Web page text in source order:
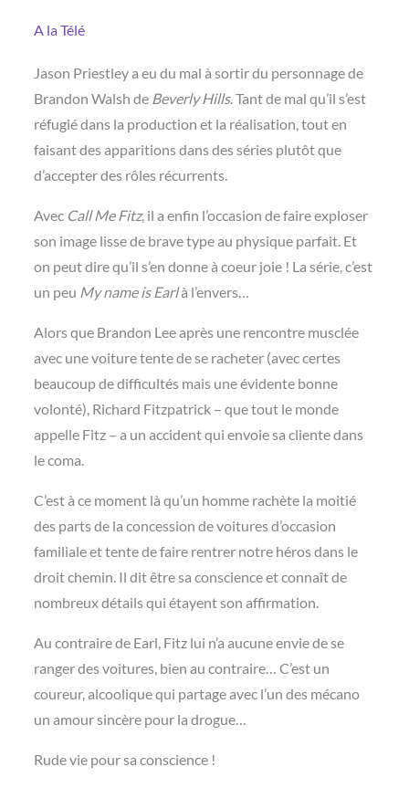
A la Télé
Jason Priestley a eu du mal à sortir du personnage de
Brandon Walsh de Beverly Hills. Tant de mal qu’il s’est
réfugié dans la production et la réalisation, tout en
faisant des apparitions dans des séries plutôt que
d’accepter des rôles récurrents.
Avec Call Me Fitz, il a enfin l’occasion de faire exploser
son image lisse de brave type au physique parfait. Et
on peut dire qu’il s’en donne à coeur joie ! La série, c’est
un peu My name is Earlà l’envers…
Alors que Brandon Lee après une rencontre musclée
avec une voiture tente de se racheter (avec certes
beaucoup de difficultés mais une évidente bonne
volonté), Richard Fitzpatrick – que tout le monde
appelle Fitz – a un accident qui envoie sa cliente dans
le coma.
C’est à ce moment là qu’un homme rachète la moitié
des parts de la concession de voitures d’occasion
familiale et tente de faire rentrer notre héros dans le
droit chemin. Il dit être sa conscience et connaît de
nombreux détails qui étayent son affirmation.
Au contraire de Earl, Fitz lui n’a aucune envie de se
ranger des voitures, bien au contraire… C’est un
coureur, alcoolique qui partage avec l’un des mécano
un amour sincère pour la drogue…
Rude vie pour sa conscience !